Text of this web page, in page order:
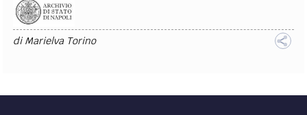
diMarielva Torino